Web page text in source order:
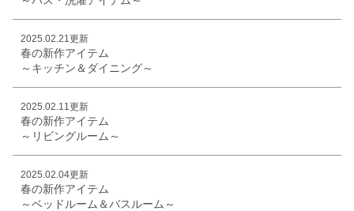
2025.02.21更新
春の新作アイテム
～キッチン＆ダイニング～
2025.02.11更新
春の新作アイテム
～リビングルーム～
2025.02.04更新
春の新作アイテム
～ベッドルーム＆バスルーム～